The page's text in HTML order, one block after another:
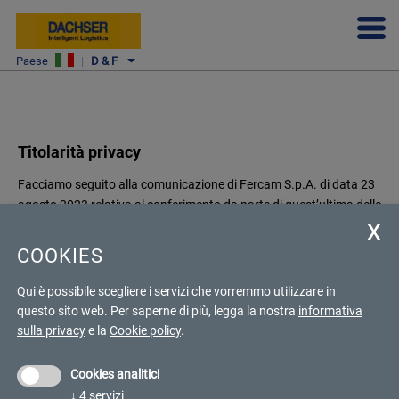
Paese | D & F
Titolarità privacy
Facciamo seguito alla comunicazione di Fercam S.p.A. di data 23
agosto 2023 relativa al conferimento da parte di quest’ultima delle
Fercam Italia S.r.l.
Il passaggio del rapporto contrattuale comporta l’assunzione da
parte della scrivente società del ruolo di Titolare del trattamento ai
sensi del Regolamento (UE) 2016/679 (General Data Protection
Regulation, di seguito “GDPR”), e siamo pertanto ad allegare la
Cordiali Saluti
COOKIES
Qui è possibile scegliere i servizi che vorremmo utilizzare in
questo sito web. Per saperne di più, legga la nostra informativa
sulla privacye la Cookie policy.
Cookies analitici
↓ 4 servizi